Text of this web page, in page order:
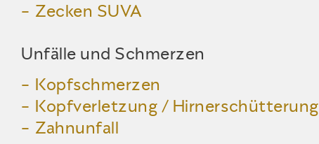
Zecken SUVA
Unfälle und Schmerzen
Kopfschmerzen
Kopfverletzung / Hirnerschütterung
Zahnunfall